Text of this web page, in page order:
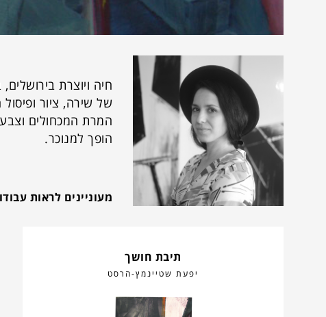
חיה ויוצרת
של שירה, ציור
המרת המכחולים
הופך למנוכר.
מעוניינים לראות
תיבת חושך
יפעת שטיינמץ-הרסט